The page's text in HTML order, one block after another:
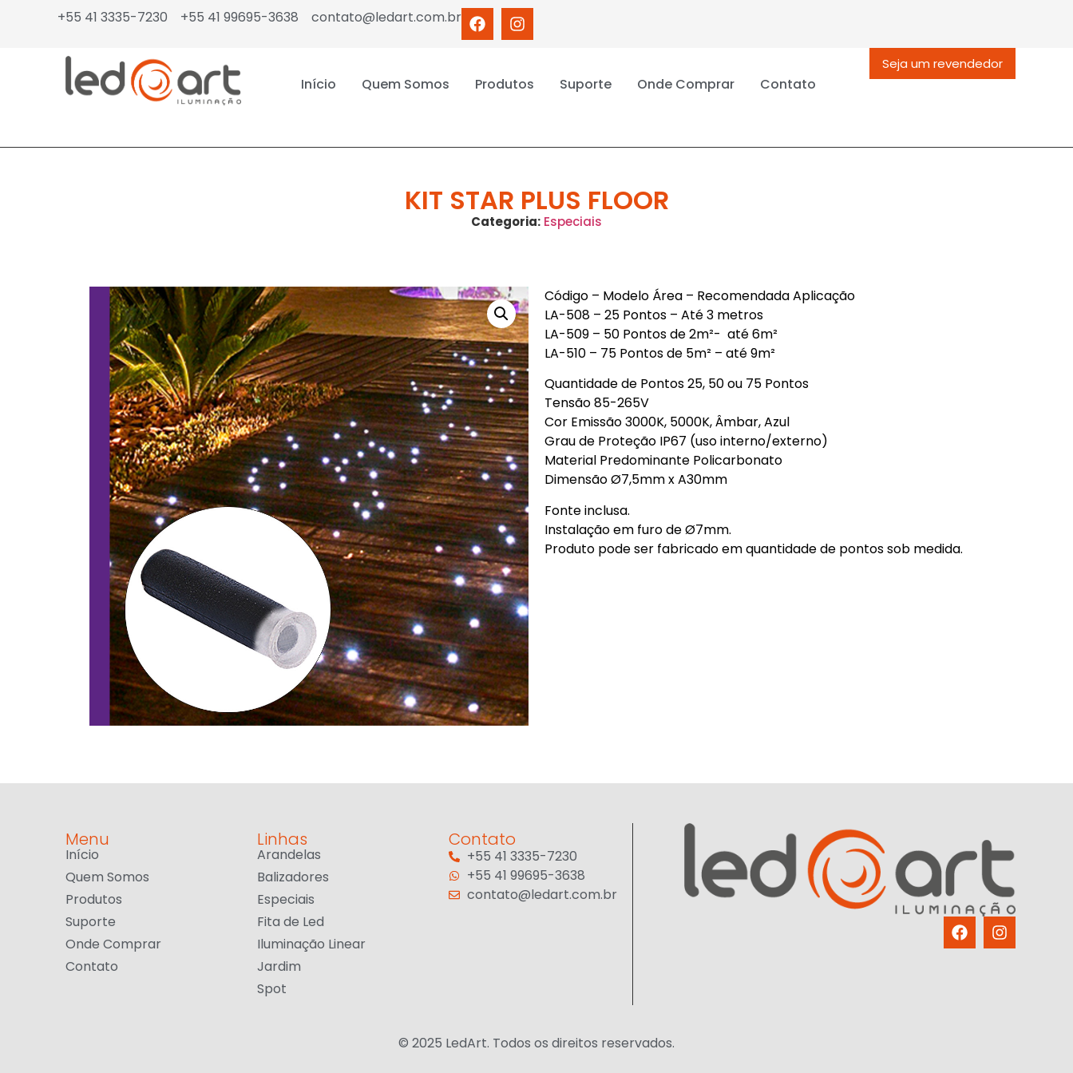
+55 41 3335-7230 +55 41 99695-3638 contato@ledart.com.br
Início Quem Somos Produtos Suporte Onde Comprar Contato
Seja um revendedor
KIT STAR PLUS FLOOR
Categoria: Especiais
Código – Modelo Área – Recomendada Aplicação
LA-508 – 25 Pontos – Até 3 metros
LA-509 – 50 Pontos de 2m²- até 6m²
LA-510 – 75 Pontos de 5m² – até 9m²
Quantidade de Pontos 25, 50 ou 75 Pontos
Tensão 85-265V
Cor Emissão 3000K, 5000K, Âmbar, Azul
Grau de Proteção IP67 (uso interno/externo)
Material Predominante Policarbonato
Dimensão Ø7,5mm x A30mm
Fonte inclusa.
Instalação em furo de Ø7mm.
Produto pode ser fabricado em quantidade de pontos sob medida.
Menu
Início
Quem Somos
Produtos
Suporte
Onde Comprar
Contato
Linhas
Arandelas
Balizadores
Especiais
Fita de Led
Iluminação Linear
Jardim
Spot
Contato
+55 41 3335-7230
+55 41 99695-3638
contato@ledart.com.br
© 2025 LedArt. Todos os direitos reservados.